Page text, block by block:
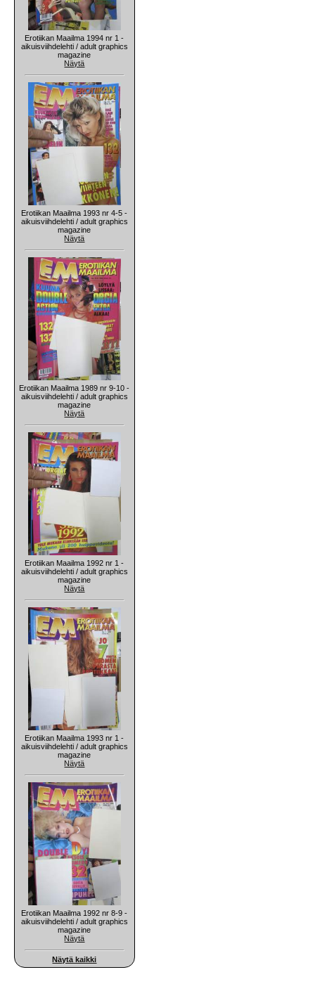
Erotiikan Maailma 1994 nr 1 -
aikuisviihdelehti / adult graphics
magazine
Näytä
Erotiikan Maailma 1993 nr 4-5 -
aikuisviihdelehti / adult graphics
magazine
Näytä
Erotiikan Maailma 1989 nr 9-10 -
aikuisviihdelehti / adult graphics
magazine
Näytä
Erotiikan Maailma 1992 nr 1 -
aikuisviihdelehti / adult graphics
magazine
Näytä
Erotiikan Maailma 1993 nr 1 -
aikuisviihdelehti / adult graphics
magazine
Näytä
Erotiikan Maailma 1992 nr 8-9 -
aikuisviihdelehti / adult graphics
magazine
Näytä
Näytä kaikki